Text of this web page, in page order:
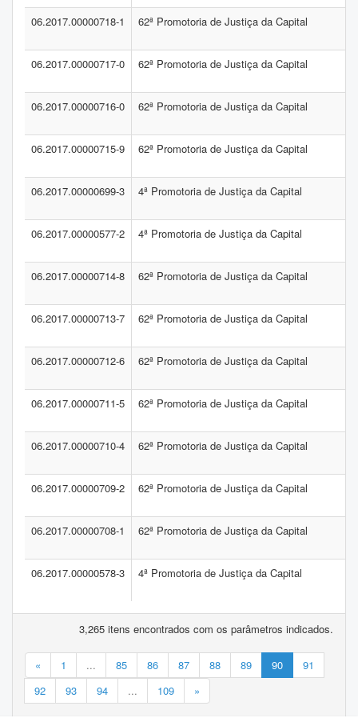
06.2017.00000718-1 62ª Promotoria de Justiça da Capital
06.2017.00000717-0 62ª Promotoria de Justiça da Capital
06.2017.00000716-0 62ª Promotoria de Justiça da Capital
06.2017.00000715-9 62ª Promotoria de Justiça da Capital
06.2017.00000699-3 4ª Promotoria de Justiça da Capital
06.2017.00000577-2 4ª Promotoria de Justiça da Capital
06.2017.00000714-8 62ª Promotoria de Justiça da Capital
06.2017.00000713-7 62ª Promotoria de Justiça da Capital
06.2017.00000712-6 62ª Promotoria de Justiça da Capital
06.2017.00000711-5 62ª Promotoria de Justiça da Capital
06.2017.00000710-4 62ª Promotoria de Justiça da Capital
06.2017.00000709-2 62ª Promotoria de Justiça da Capital
06.2017.00000708-1 62ª Promotoria de Justiça da Capital
06.2017.00000578-3 4ª Promotoria de Justiça da Capital
3,265 itens encontrados com os parâmetros indicados.
« 1 ... 85 86 87 88 89 90
91
92
93 94 ... 109 »